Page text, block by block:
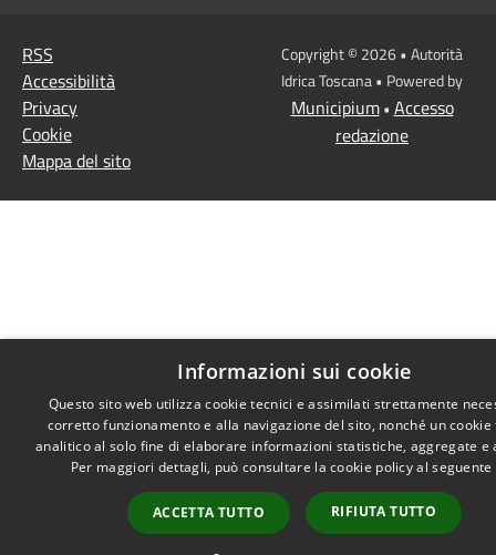
RSS
Accessibilità
Privacy
Cookie
Mappa del sito
Copyright © 2026 • Autorità
Idrica Toscana • Powered by
Municipium• Accesso
redazione
Informazioni sui cookie
Questo sito web utilizza cookie tecnici e assimilati strettamente
corretto funzionamento e alla navigazione del sito, nonché un cookie
analitico al solo fine di elaborare informazioni statistiche, aggregate e
Per maggiori dettagli, può consultare la cookie policy al seguente
ACCETTA TUTTO RIFIUTA TUTTO